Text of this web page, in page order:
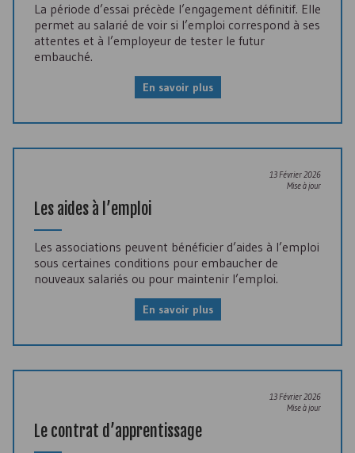
La période d’essai précède l’engagement définitif. Elle
permet au salarié de voir si l’emploi correspond à ses
attentes et à l’employeur de tester le futur
embauché.
En savoir plus
13 Février 2026
Mise à jour
Les aides à l’emploi
Les associations peuvent bénéficier d’aides à l’emploi
sous certaines conditions pour embaucher de
nouveaux salariés ou pour maintenir l’emploi.
En savoir plus
13 Février 2026
Mise à jour
Le contrat d’apprentissage